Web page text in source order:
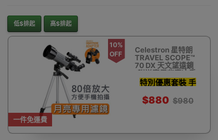
低$排起 高$排起
一件免運費
10%
OFF
Celestron 星特朗
TRAVEL SCOPE™
70 DX 天文望遠鏡
(附送專用背囊)| 香
港行貨
特別優惠套裝 手
機影相支架 濾鏡
天文軟件及更多
$880 $980